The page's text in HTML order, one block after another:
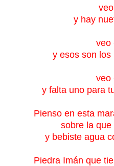
y hay
veo
y esos son los
veo
y falta uno para
Pienso en esta
sobre la
y bebiste agua
Piedra Imán que